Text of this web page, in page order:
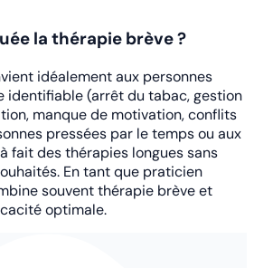
la thérapie brève ?
idéalement aux personnes
identifiable (arrêt du tabac, gestion
manque de motivation, conflits
pressées par le temps ou aux
fait des thérapies longues sans
En tant que praticien
souvent thérapie brève et
optimale.